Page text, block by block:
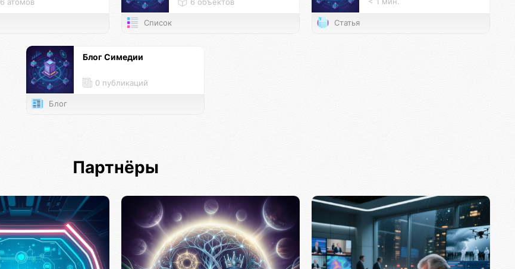
6 атомов 6 объектов
Список Статья
Блог Симедии
0 публикаций
Блог
Партнёры